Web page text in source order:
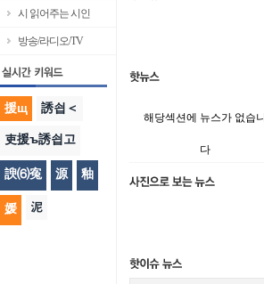
시 읽어주는 시인
방송/라디오/TV
援щ 誘쇱＜
吏援ъ誘쇱고
諛⑹寃 源 釉
媛 泥
해당섹션에 뉴스가 없습니
다